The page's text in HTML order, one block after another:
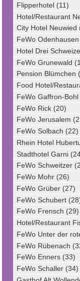
Flipperhotel (11)
Hotel/Restaurant
City Hotel Neuwied
FeWo
Hotel Drei
FeWo Grunewald
Pension Blümchen
Food Hotel/
FeWo Gaffron-Bohl
FeWo Rick (20)
FeWo Jerusalem
FeWo Solbach (22)
Rhein Hotel
Stadthotel Garni
FeWo Schweitzer
FeWo Mohr (26)
FeWo Grüber (27)
FeWo Schubert
FeWo Frensch (29)
Hotel/Restaurant
FeWo Unter der
FeWo Rübenach
FeWo Enners (33)
FeWo Schaller (34)